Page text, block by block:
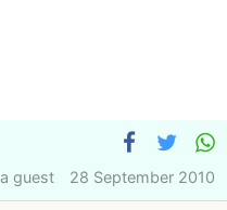
a guest 28 September 2010